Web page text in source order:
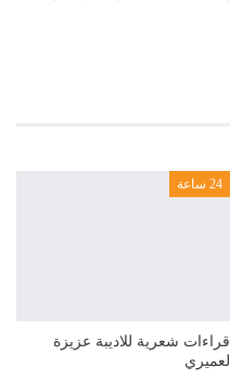
24 ساعة
قراءات شعرية للاديبة عزيزة
لعميري